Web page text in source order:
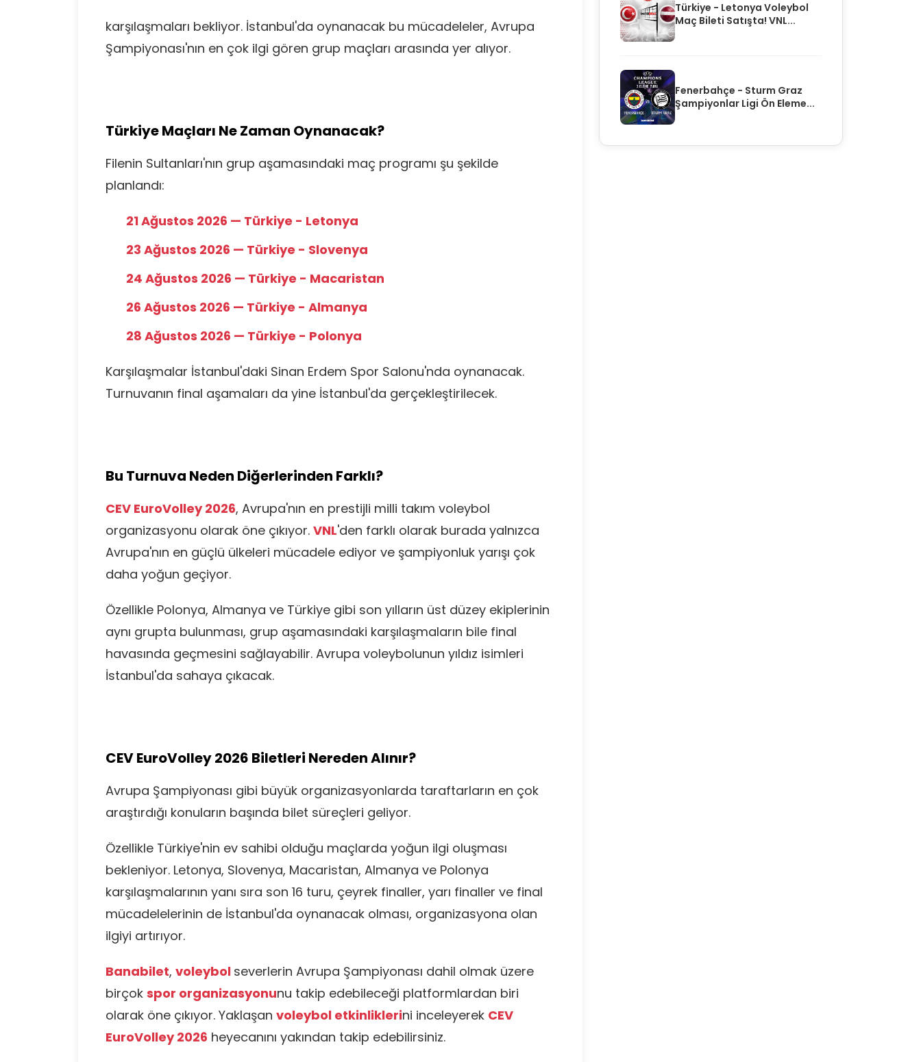
karşılaşmaları bekliyor. İstanbul'da oynanacak bu mücadeleler, Avrupa
Şampiyonası'nın en çok ilgi gören grup maçları arasında yer alıyor.
Türkiye Maçları Ne Zaman Oynanacak?
Filenin Sultanları'nın grup aşamasındaki maç programı şu şekilde
planlandı:
21 Ağustos 2026 — Türkiye - Letonya
23 Ağustos 2026 — Türkiye - Slovenya
24 Ağustos 2026 — Türkiye - Macaristan
26 Ağustos 2026 — Türkiye - Almanya
28 Ağustos 2026 — Türkiye - Polonya
Karşılaşmalar İstanbul'daki Sinan Erdem Spor Salonu'nda oynanacak.
Turnuvanın final aşamaları da yine İstanbul'da gerçekleştirilecek.
Bu Turnuva Neden Diğerlerinden Farklı?
CEV EuroVolley 2026, Avrupa'nın en prestijli milli takım voleybol
organizasyonu olarak öne çıkıyor. VNL'den farklı olarak burada yalnızca
Avrupa'nın en güçlü ülkeleri mücadele ediyor ve şampiyonluk yarışı çok
daha yoğun geçiyor.
Özellikle Polonya, Almanya ve Türkiye gibi son yılların üst düzey ekiplerinin
aynı grupta bulunması, grup aşamasındaki karşılaşmaların bile final
havasında geçmesini sağlayabilir. Avrupa voleybolunun yıldız isimleri
İstanbul'da sahaya çıkacak.
CEV EuroVolley 2026 Biletleri Nereden Alınır?
Avrupa Şampiyonası gibi büyük organizasyonlarda taraftarların en çok
araştırdığı konuların başında bilet süreçleri geliyor.
Özellikle Türkiye'nin ev sahibi olduğu maçlarda yoğun ilgi oluşması
bekleniyor. Letonya, Slovenya, Macaristan, Almanya ve Polonya
karşılaşmalarının yanı sıra son 16 turu, çeyrek finaller, yarı finaller ve final
mücadelelerinin de İstanbul'da oynanacak olması, organizasyona olan
ilgiyi artırıyor.
Banabilet, voleybol severlerin Avrupa Şampiyonası dahil olmak üzere
birçok spor organizasyonunu takip edebileceği platformlardan biri
olarak öne çıkıyor. Yaklaşan voleybol etkinliklerini inceleyerek CEV
EuroVolley 2026 heyecanını yakından takip edebilirsiniz.
Türkiye - Letonya Voleybol
Maç Bileti Satışta! VNL...
Fenerbahçe - Sturm Graz
Şampiyonlar Ligi Ön Eleme...